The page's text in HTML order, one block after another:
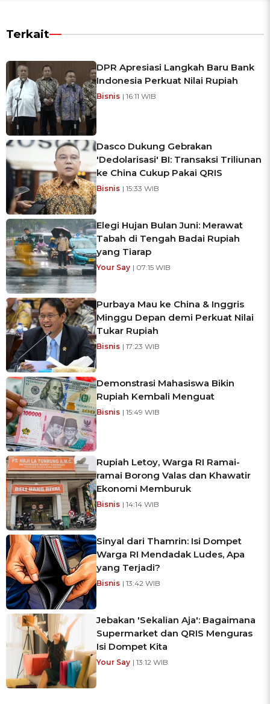
Terkait
DPR Apresiasi Langkah Baru Bank
Indonesia Perkuat Nilai Rupiah
Bisnis | 16:11 WIB
Dasco Dukung Gebrakan
'Dedolarisasi' BI: Transaksi Triliunan
ke China Cukup Pakai QRIS
Bisnis | 15:33 WIB
Elegi Hujan Bulan Juni: Merawat
Tabah di Tengah Badai Rupiah
yang Tiarap
Your Say | 07:15 WIB
Purbaya Mau ke China & Inggris
Minggu Depan demi Perkuat Nilai
Tukar Rupiah
Bisnis | 17:23 WIB
Demonstrasi Mahasiswa Bikin
Rupiah Kembali Menguat
Bisnis | 15:49 WIB
Rupiah Letoy, Warga RI Ramai-
ramai Borong Valas dan Khawatir
Ekonomi Memburuk
Bisnis | 14:14 WIB
Sinyal dari Thamrin: Isi Dompet
Warga RI Mendadak Ludes, Apa
yang Terjadi?
Bisnis | 13:42 WIB
Jebakan 'Sekalian Aja': Bagaimana
Supermarket dan QRIS Menguras
Isi Dompet Kita
Your Say | 13:12 WIB